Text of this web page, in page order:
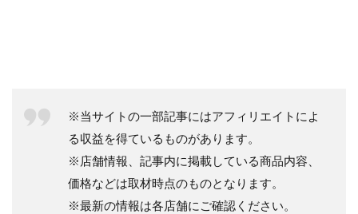
※当サイトの一部記事にはアフィリエイトによ
る収益を得ているものがあります。
※店舗情報、記事内に掲載している商品内容、
価格などは取材時点のものとなります。
※最新の情報は各店舗にご確認ください。